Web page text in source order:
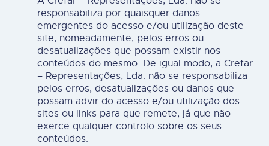
responsabiliza por quaisquer danos
emergentes do acesso e/ou utilização deste
site, nomeadamente, pelos erros ou
desatualizações que possam existir nos
conteúdos do mesmo. De igual modo, a Crefar
– Representações, Lda. não se responsabiliza
pelos erros, desatualizações ou danos que
possam advir do acesso e/ou utilização dos
sites ou links para que remete, já que não
exerce qualquer controlo sobre os seus
conteúdos.